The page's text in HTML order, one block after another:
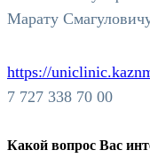
Марату
https://
7 727 338 70 00
Какой вопрос Вас